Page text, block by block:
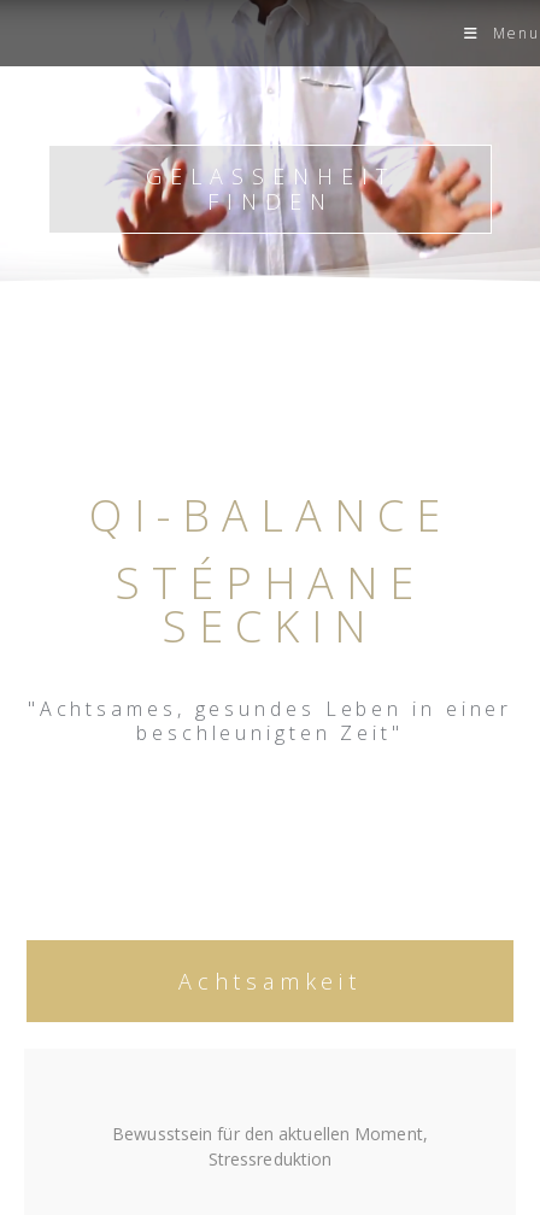
Menu
GELASSENHEIT
FINDEN
QI-BALANCE
STÉPHANE
SECKIN
"Achtsames, gesundes Leben in einer
beschleunigten Zeit"
Achtsamkeit
Bewusstsein für den aktuellen Moment,
Stressreduktion